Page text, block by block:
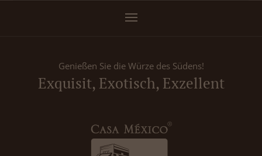
Genießen Sie die Würze des Südens!
Exquisit, Exotisch, Exzellent